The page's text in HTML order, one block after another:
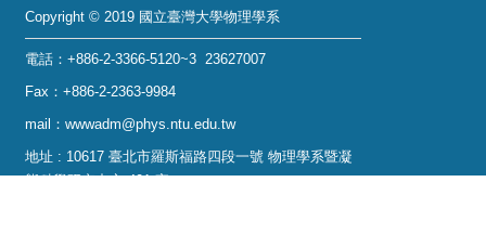
Copyright © 2019 國立臺灣大學物理學系
電話：+886-2-3366-5120~3 23627007
Fax：+886-2-2363-9984
mail：wwwadm@phys.ntu.edu.tw
地址 : 10617 臺北市羅斯福路四段一號 物理學系暨凝
態科學研究中心 401 室